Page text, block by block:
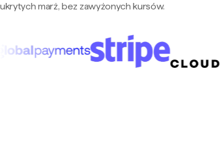
ukrytych marż, bez zawyżonych kursów.